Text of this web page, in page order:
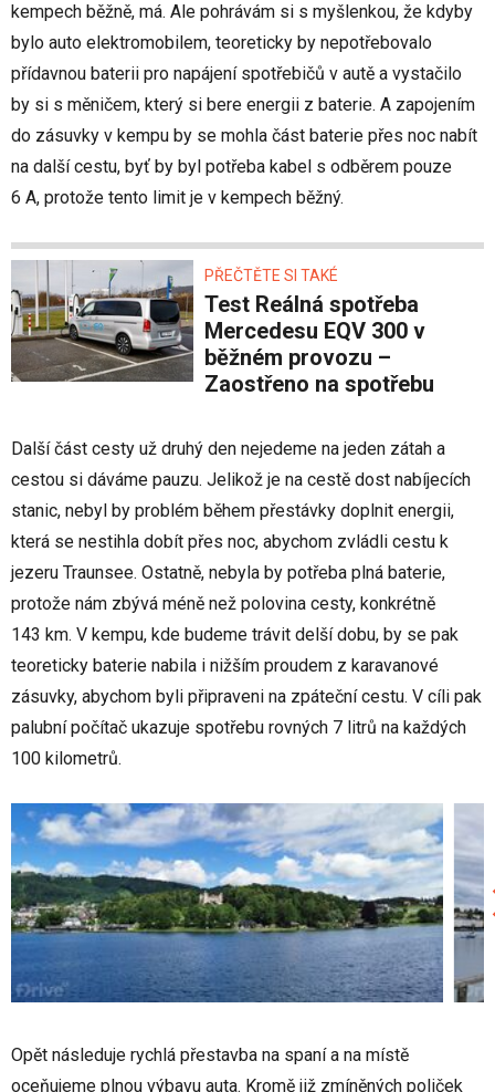
kempech běžně, má. Ale pohrávám si s myšlenkou, že kdyby
bylo auto elektromobilem, teoreticky by nepotřebovalo
přídavnou baterii pro napájení spotřebičů v autě a vystačilo
by si s měničem, který si bere energii z baterie. A zapojením
do zásuvky v kempu by se mohla část baterie přes noc nabít
na další cestu, byť by byl potřeba kabel s odběrem pouze
6 A, protože tento limit je v kempech běžný.
PŘEČTĚTE SI TAKÉ
Test Reálná spotřeba
Mercedesu EQV 300 v
běžném provozu –
Zaostřeno na spotřebu
Další část cesty už druhý den nejedeme na jeden zátah a
cestou si dáváme pauzu. Jelikož je na cestě dost nabíjecích
stanic, nebyl by problém během přestávky doplnit energii,
která se nestihla dobít přes noc, abychom zvládli cestu k
jezeru Traunsee. Ostatně, nebyla by potřeba plná baterie,
protože nám zbývá méně než polovina cesty, konkrétně
143 km. V kempu, kde budeme trávit delší dobu, by se pak
teoreticky baterie nabila i nižším proudem z karavanové
zásuvky, abychom byli připraveni na zpáteční cestu. V cíli pak
palubní počítač ukazuje spotřebu rovných 7 litrů na každých
100 kilometrů.
Opět následuje rychlá přestavba na spaní a na místě
oceňujeme plnou výbavu auta. Kromě již zmíněných poliček